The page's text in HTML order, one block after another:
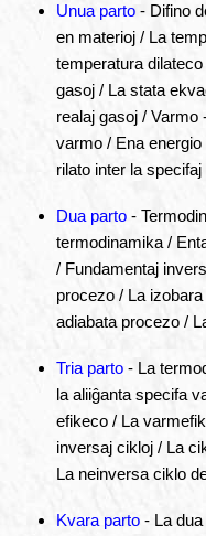
Unua parto - Difino
en materioj / La
temperatura
gasoj / La stata
realaj gasoj / Varmo
varmo / Ena
rilato inter la
Dua parto -
termodinamika /
/ Fundamentaj
procezo / La
adiabata procezo /
Tria parto - La
la aliiĝanta specifa
efikeco / La
inversaj cikloj / La
La neinversa ciklo
Kvara parto - La